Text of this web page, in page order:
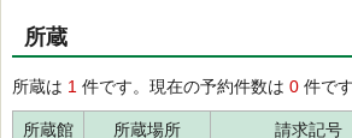
所蔵
所蔵は 1 件です。現在の予約件数は 0 件です
所蔵館 所蔵場所 請求記号